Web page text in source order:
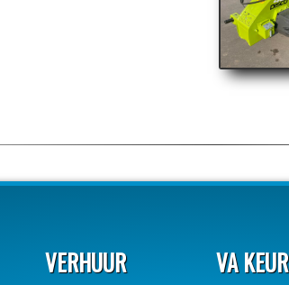
VERHUUR VA KEUR